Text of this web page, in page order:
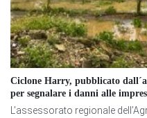
Ciclone Harry, pubblicato
per segnalare i danni alle
L’assessorato regionale